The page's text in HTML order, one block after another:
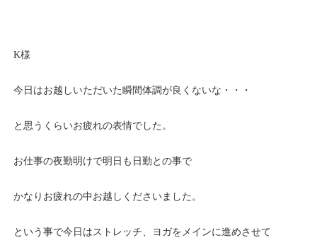
K様
今日はお越しいただいた瞬間体調が良くないな・・・
と思うくらいお疲れの表情でした。
お仕事の夜勤明けで明日も日勤との事で
かなりお疲れの中お越しくださいました。
という事で今日はストレッチ、ヨガをメインに進めさせて